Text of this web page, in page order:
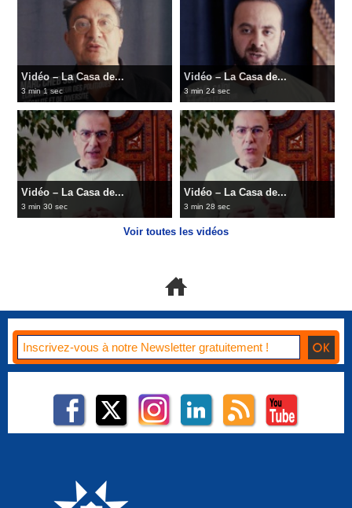
Vidéo – La Casa de...
3 min 1 sec
Vidéo – La Casa de...
3 min 24 sec
Vidéo – La Casa de...
3 min 30 sec
Vidéo – La Casa de...
3 min 28 sec
Voir toutes les vidéos